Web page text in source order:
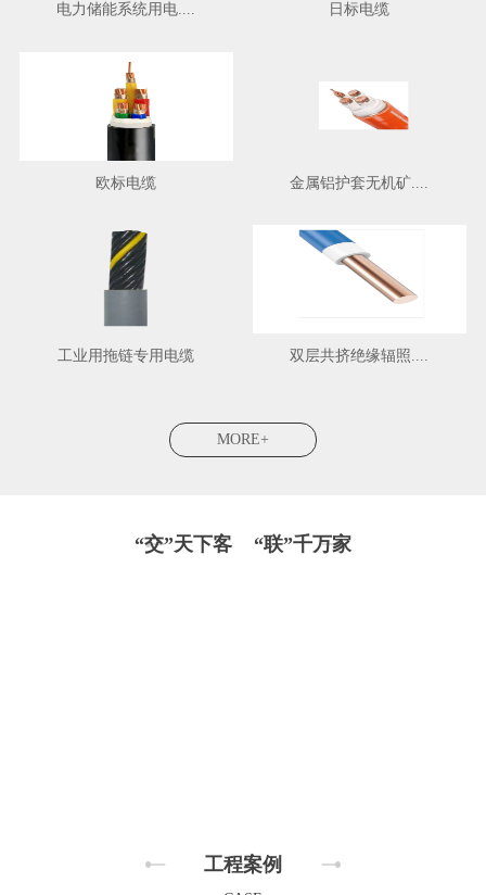
电力储能系统用电.... 日标电缆
欧标电缆 金属铝护套无机矿....
工业用拖链专用电缆 双层共挤绝缘辐照....
MORE+
“交”天下客 “联”千万家
工程案例